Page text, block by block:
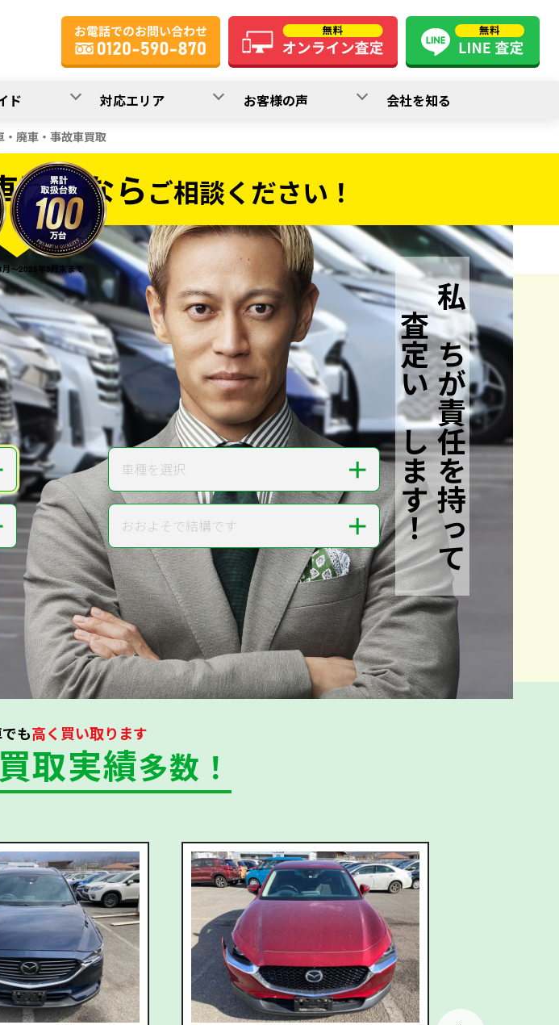
ド 対応エリア お客様の声 会社を知る
・廃車・事故車買取
～2025年3月末まで
私たちが責任を持って
査定いたします！
買取ならご相談ください！
力完了！
タンWeb査定
を丁寧に査定いたします
車種 車種を選択 ＋
走行距離 おおよそで結構です ＋
査定する
も高く買い取ります
取実績多数！